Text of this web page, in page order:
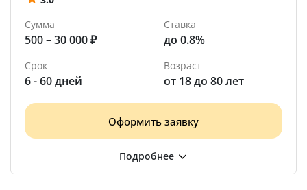
Сумма
500 – 30 000 ₽
Ставка
до 0.8%
Срок
6 - 60 дней
Возраст
от 18 до 80 лет
Оформить заявку